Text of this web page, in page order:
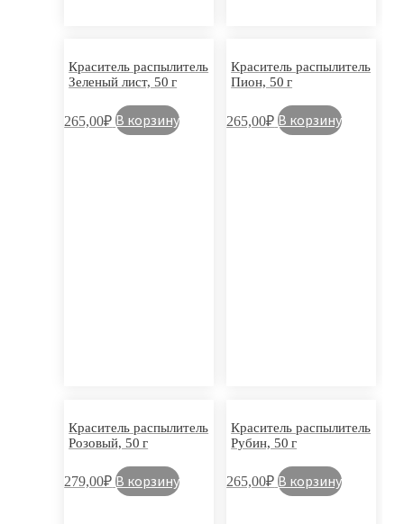
Краситель распылитель
Зеленый лист, 50 г
265,00₽ В корзину
Краситель распылитель
Пион, 50 г
265,00₽ В корзину
Краситель распылитель
Розовый, 50 г
279,00₽ В корзину
Краситель распылитель
Рубин, 50 г
265,00₽ В корзину